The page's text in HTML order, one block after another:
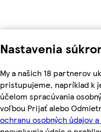
Nastavenia
My a našich 18 partnerov
pristupujeme, napríklad k
účelom spracúvania
voľbou Prijať alebo
ochranu osobných údajov